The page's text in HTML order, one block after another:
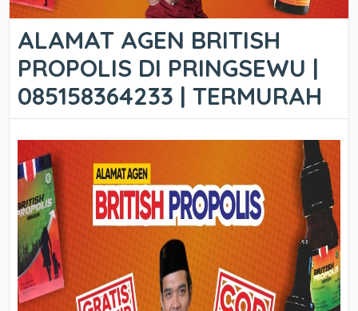
ALAMAT AGEN BRITISH
PROPOLIS DI PRINGSEWU |
085158364233 | TERMURAH